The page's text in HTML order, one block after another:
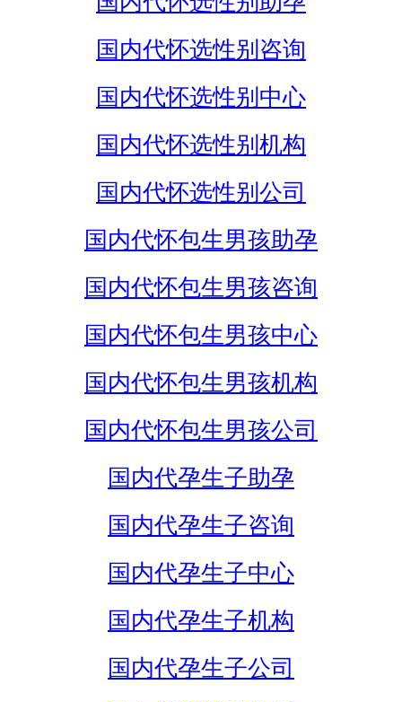
国内代怀选性别咨询
国内代怀选性别中心
国内代怀选性别机构
国内代怀选性别公司
国内代怀包生男孩助孕
国内代怀包生男孩咨询
国内代怀包生男孩中心
国内代怀包生男孩机构
国内代怀包生男孩公司
国内代孕生子助孕
国内代孕生子咨询
国内代孕生子中心
国内代孕生子机构
国内代孕生子公司